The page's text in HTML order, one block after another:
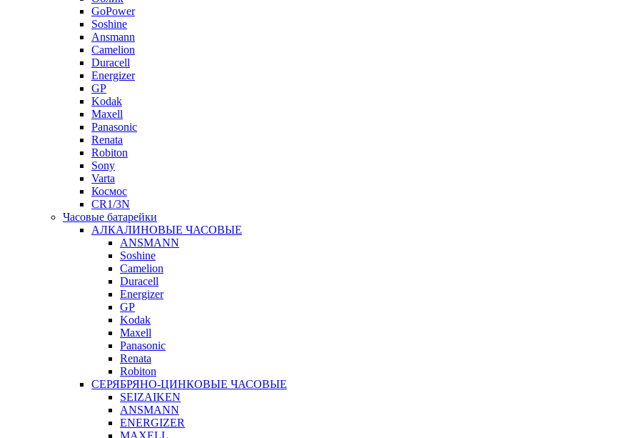
GoPower
Soshine
Ansmann
Camelion
Duracell
Energizer
GP
Kodak
Maxell
Panasonic
Renata
Robiton
Sony
Varta
Космос
CR1/3N
Часовые батарейки
АЛКАЛИНОВЫЕ ЧАСОВЫЕ
ANSMANN
Soshine
Camelion
Duracell
Energizer
GP
Kodak
Maxell
Panasonic
Renata
Robiton
СЕРЯБРЯНО-ЦИНКОВЫЕ ЧАСОВЫЕ
SEIZAIKEN
ANSMANN
ENERGIZER
MAXELL